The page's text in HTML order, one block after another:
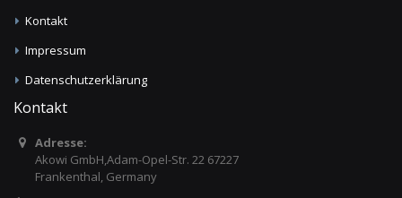
Kontakt
Impressum
Datenschutzerklärung
Kontakt
Adresse:
Akowi GmbH,Adam-Opel-Str. 22 67227
Frankenthal, Germany